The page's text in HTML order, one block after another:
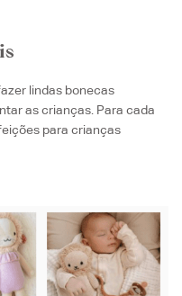
lindas bonecas
as crianças. Para cada
para crianças